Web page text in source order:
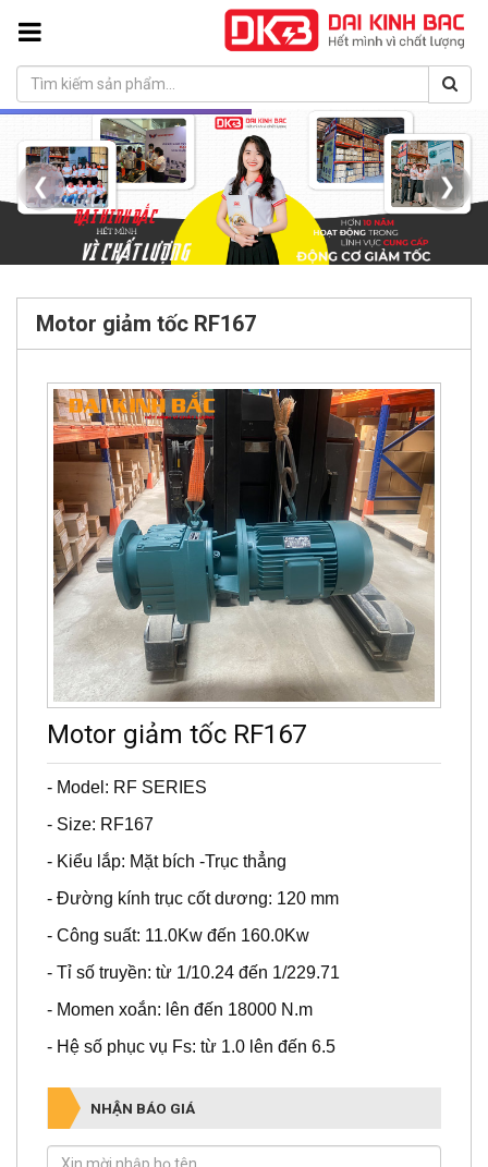
❮ ❯
Motor giảm tốc RF167
Motor giảm tốc RF167
- Model: RF SERIES
- Size: RF167
- Kiểu lắp: Mặt bích -Trục thẳng
- Đường kính trục cốt dương: 120 mm
- Công suất: 11.0Kw đến 160.0Kw
- Tỉ số truyền: từ 1/10.24 đến 1/229.71
- Momen xoắn: lên đến 18000 N.m
- Hệ số phục vụ Fs: từ 1.0 lên đến 6.5
NHẬN BÁO GIÁ